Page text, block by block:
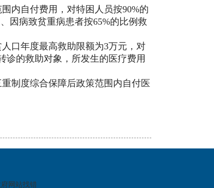
内自付费用，对特困人员按90%的
因病致贫重病患者按65%的比例救
口年度最高救助限额为3万元，对
诊的救助对象，所发生的医疗费用
制度综合保障后政策范围内自付医